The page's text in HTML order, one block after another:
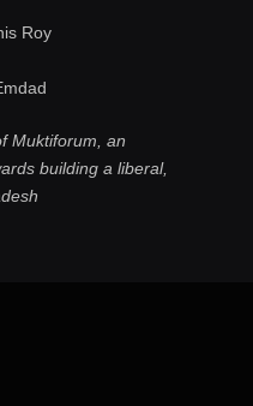
Roy
Muktiforum, an
building a liberal,